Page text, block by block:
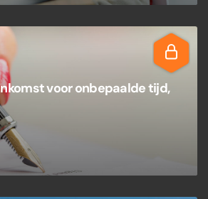
voor onbepaalde tijd,